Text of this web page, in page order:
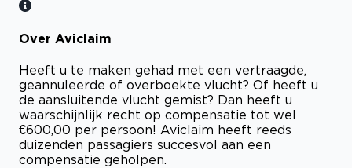
Over Aviclaim
Heeft u te maken gehad met een vertraagde,
geannuleerde of overboekte vlucht? Of heeft u
de aansluitende vlucht gemist? Dan heeft u
waarschijnlijk recht op compensatie tot wel
€600,00 per persoon! Aviclaim heeft reeds
duizenden passagiers succesvol aan een
compensatie geholpen.